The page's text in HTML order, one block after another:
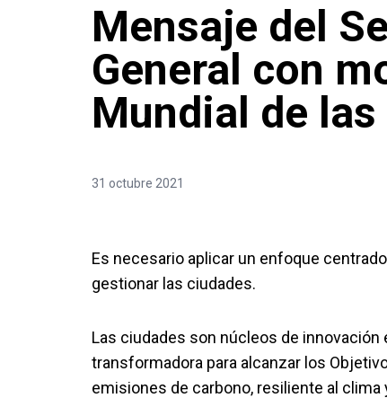
Mensaje del
General con
Mundial de
31 octubre 2021
Es necesario aplicar un enfoque
gestionar las ciudades.
Las ciudades son núcleos de
transformadora para alcanzar los
emisiones de carbono, resiliente al